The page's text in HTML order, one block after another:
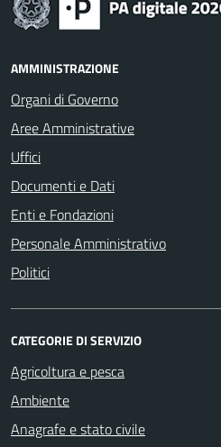
AMMINISTRAZIONE
Organi di Governo
Aree Amministrative
Uffici
Documenti e Dati
Enti e Fondazioni
Personale Amministrativo
Politici
CATEGORIE DI SERVIZIO
Agricoltura e pesca
Ambiente
Anagrafe e stato civile